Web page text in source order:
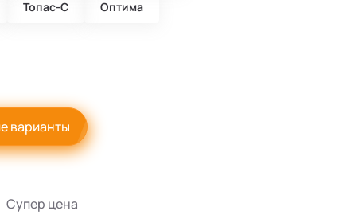
Топас-С Оптима
варианты
Супер цена